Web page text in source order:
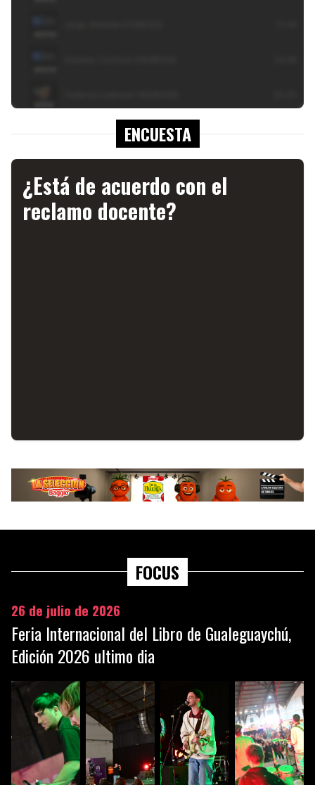
ENCUESTA
¿Está de acuerdo con el
reclamo docente?
FOCUS
26 de julio de 2026
Feria Internacional del Libro de Gualeguaychú,
Edición 2026 ultimo dia